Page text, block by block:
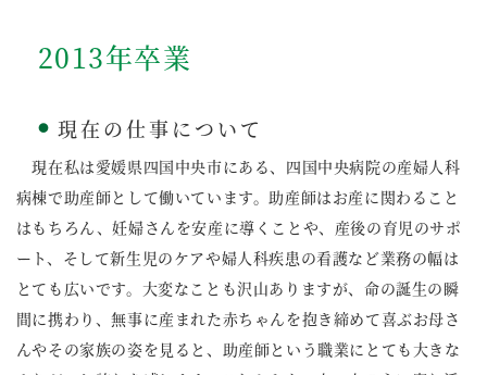
2013年卒業
● 現在の仕事について
現在私は愛媛県四国中央市にある、四国中央病院の産婦人科
病棟で助産師として働いています。助産師はお産に関わること
はもちろん、妊婦さんを安産に導くことや、産後の育児のサポ
ート、そして新生児のケアや婦人科疾患の看護など業務の幅は
とても広いです。大変なことも沢山ありますが、命の誕生の瞬
間に携わり、無事に産まれた赤ちゃんを抱き締めて喜ぶお母さ
んやその家族の姿を見ると、助産師という職業にとても大きな